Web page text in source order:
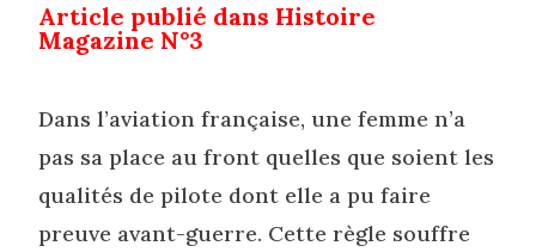
Article publié dans Histoire
Magazine N°3
Dans l’aviation française, une femme n’a
pas sa place au front quelles que soient les
qualités de pilote dont elle a pu faire
preuve avant-guerre. Cette règle souffre